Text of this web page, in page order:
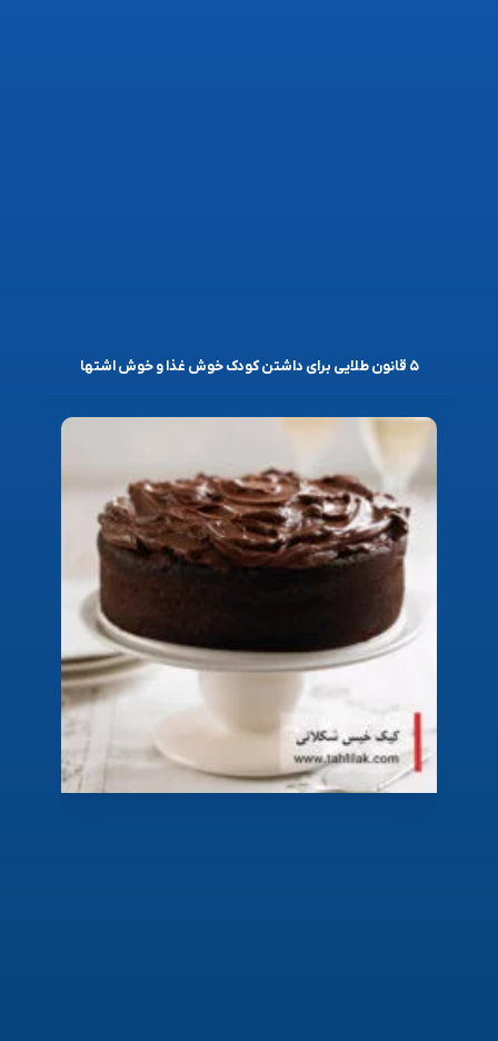
۵ قانون طلایی برای داشتن کودک خوش غذا و خوش اشتها